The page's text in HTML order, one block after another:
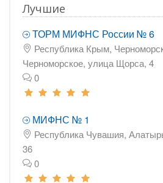
Лучшие
ТОРМ МИФНС России № 6
Республика Крым,
Черноморское, улица Щорса, 4
0
МИФНС № 1
Республика Чувашия,
36
0